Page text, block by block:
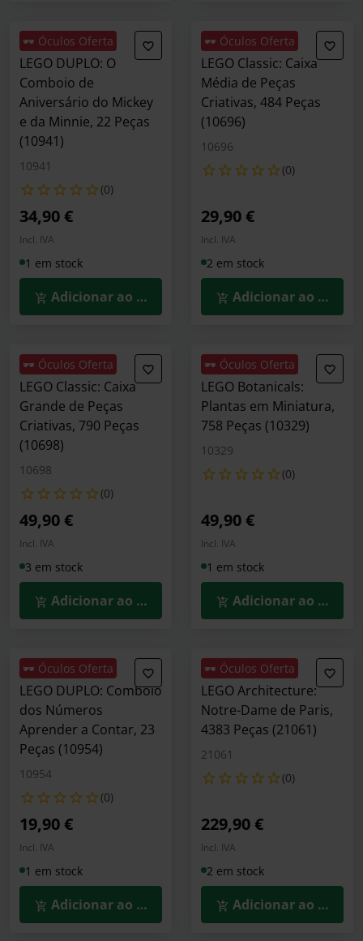
🕶️ Óculos Oferta
LEGO DUPLO: O
Comboio de
Aniversário do Mickey
e da Minnie, 22 Peças
(10941)
10941
(0)
34,90 €
Incl. IVA
1 em stock
Adicionar ao Carrinho
🕶️ Óculos Oferta
LEGO Classic: Caixa
Média de Peças
Criativas, 484 Peças
(10696)
10696
(0)
29,90 €
Incl. IVA
2 em stock
Adicionar ao
🕶️ Óculos Oferta
LEGO Classic: Caixa
Grande de Peças
Criativas, 790 Peças
(10698)
10698
(0)
49,90 €
Incl. IVA
3 em stock
Adicionar ao Carrinho
🕶️ Óculos Oferta
LEGO Botanicals:
Plantas em Miniatura,
758 Peças (10329)
10329
(0)
49,90 €
Incl. IVA
1 em stock
Adicionar ao
🕶️ Óculos Oferta
LEGO DUPLO: Comboio
dos Números
Aprender a Contar, 23
Peças (10954)
10954
(0)
19,90 €
Incl. IVA
1 em stock
Adicionar ao Carrinho
🕶️ Óculos Oferta
LEGO Architecture:
Notre-Dame de Paris,
4383 Peças (21061)
21061
(0)
229,90 €
Incl. IVA
2 em stock
Adicionar ao